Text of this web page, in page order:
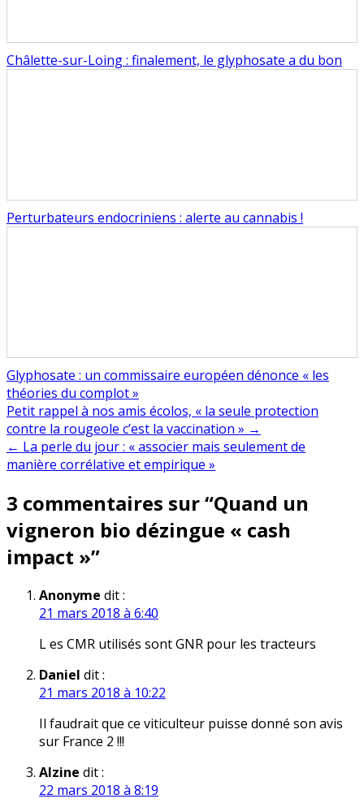
Châlette-sur-Loing : finalement, le glyphosate a du bon
Perturbateurs endocriniens : alerte au cannabis !
Glyphosate : un commissaire européen dénonce « les
théories du complot »
Navigation
de
l’article
Petit rappel à nos amis écolos, « la seule protection
contre la rougeole c’est la vaccination » →
← La perle du jour : « associer mais seulement de
manière corrélative et empirique »
3 commentaires sur “Quand un
vigneron bio dézingue « cash
impact »”
Anonyme dit :
21 mars 2018 à 6:40
L es CMR utilisés sont GNR pour les tracteurs
Daniel dit :
21 mars 2018 à 10:22
Il faudrait que ce viticulteur puisse donné son avis
sur France 2 !!!
Alzine dit :
22 mars 2018 à 8:19